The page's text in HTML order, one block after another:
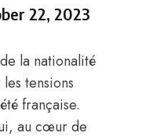
22, 2023
la nationalité
tensions
française.
au cœur de